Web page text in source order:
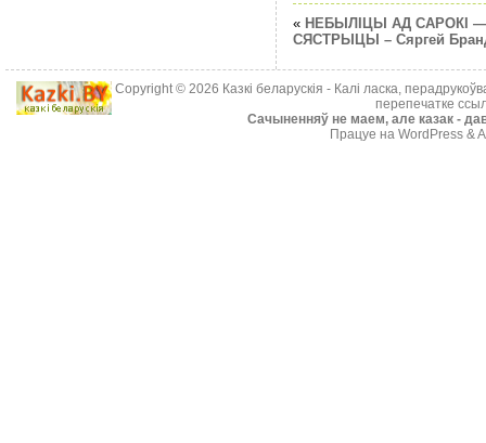
« НЕБЫЛIЦЫ АД САРОКІ —
СЯСТРЫЦЫ – Сяргей
Copyright © 2026 Казкі беларускія - Калі ласка,
перепечатке
Cачыненняў не маем, але казак -
Працуе на WordPress &